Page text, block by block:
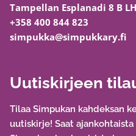
Tampellan Esplanadi 8 B
+358 400 844 823
simpukka@simpukkary.fi
Uutiskirjeen
Tilaa Simpukan kahdeksan
uutiskirje! Saat